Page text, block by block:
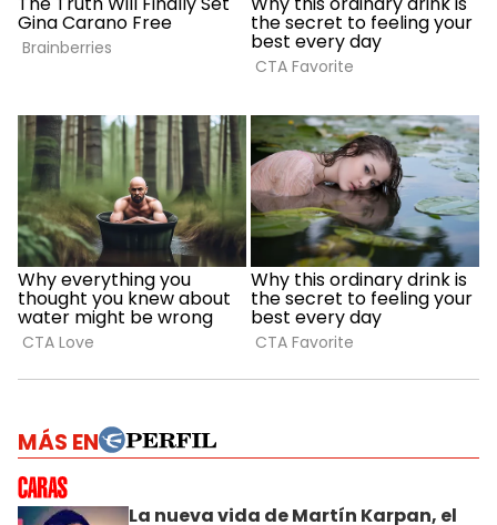
MÁS EN
La nueva vida de Martín Karpan, el